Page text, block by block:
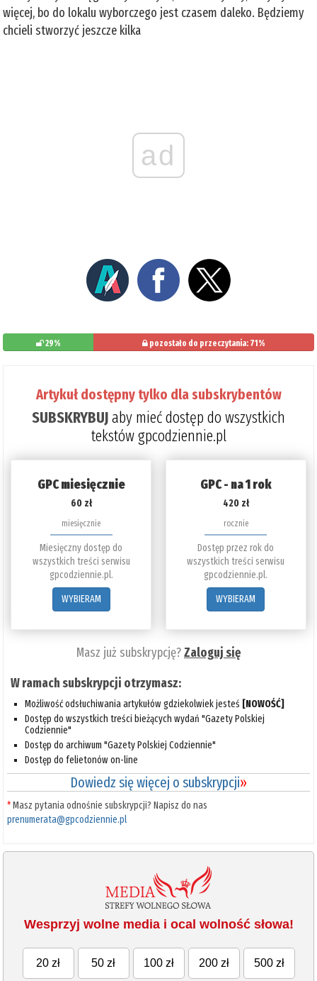
więcej, bo do lokalu wyborczego jest czasem daleko. Będziemy
chcieli stworzyć jeszcze kilka
ad
29% pozostało do przeczytania: 71%
Artykuł dostępny tylko dla subskrybentów
SUBSKRYBUJaby mieć dostęp do wszystkich
tekstów gpcodziennie.pl
GPC miesięcznie
60 zł
miesięcznie
Miesięczny dostęp do
wszystkich treści serwisu
gpcodziennie.pl.
WYBIERAM
GPC - na 1 rok
420 zł
rocznie
Dostęp przez rok do
wszystkich treści serwisu
gpcodziennie.pl.
WYBIERAM
Masz już subskrypcję?Zaloguj się
W ramach subskrypcji otrzymasz:
Możliwość odsłuchiwania artykułów gdziekolwiek jesteś [NOWOŚĆ]
Dostęp do wszystkich treści bieżących wydań "Gazety Polskiej
Codziennie"
Dostęp do archiwum "Gazety Polskiej Codziennie"
Dostęp do felietonów on-line
Dowiedz się więcej o subskrypcji»
*Masz pytania odnośnie subskrypcji? Napisz do nas
prenumerata@gpcodziennie.pl
Wesprzyj wolne media i ocal wolność słowa!
20 zł 50 zł 100 zł 200 zł 500 zł